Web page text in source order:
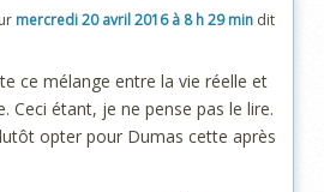
mercredi 20 avril 2016 à 8 h 29 min dit
ce mélange entre la vie réelle et
Ceci étant, je ne pense pas le lire.
opter pour Dumas cette après